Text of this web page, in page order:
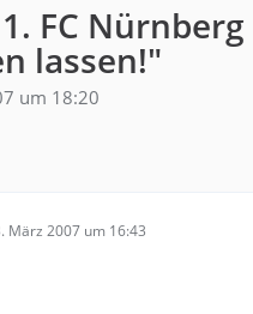
FC
lassen!"
um 18:20
März 2007 um 16:43